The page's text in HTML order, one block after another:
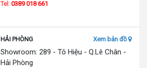
Tel:0389 018 661
HẢI PHÒNG Xem bản đồ
Showroom: 289 - Tô Hiệu - Q.Lê Chân -
Hải Phòng